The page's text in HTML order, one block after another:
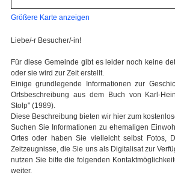
Größere Karte anzeigen
Liebe/-r Besucher/-in!
Für diese Gemeinde gibt es leider noch keine
oder sie wird zur Zeit erstellt.
Einige grundlegende Informationen zur
Ortsbeschreibung aus dem Buch von Karl-
Stolp" (1989).
Diese Beschreibung bieten wir hier zum
Suchen Sie Informationen zu ehemaligen
Ortes oder haben Sie vielleicht selbst Fotos,
Zeitzeugnisse, die Sie uns als Digitalisat zur
nutzen Sie bitte die folgenden
weiter.